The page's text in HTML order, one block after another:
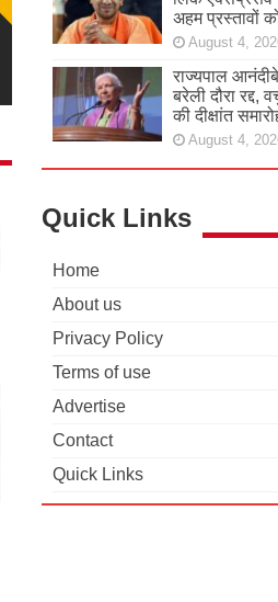
अहम प्रस्तावों
August 4,
राज्यपाल
बरेली दौरा रद्द,
की दीक्षांत
August 4,
Quick Links
Home
About us
Privacy Policy
Terms of use
Advertise
Contact
Quick Links